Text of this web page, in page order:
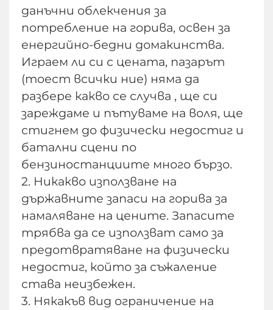
данъчни облекчения за
потребление на горива, освен за
енергийно-бедни домакинства.
Играем ли си с цената, пазарът
(тоест всички ние) няма да
разбере какво се случва , ще си
зареждаме и пътуваме на воля, ще
стигнем до физически недостиг и
батални сцени по
бензиностанциите много бързо.
2. Никакво използване на
държавните запаси на горива за
намаляване на цените. Запасите
трябва да се използват само за
предотвратяване на физически
недостиг, който за съжаление
става неизбежен.
3. Някакъв вид ограничение на